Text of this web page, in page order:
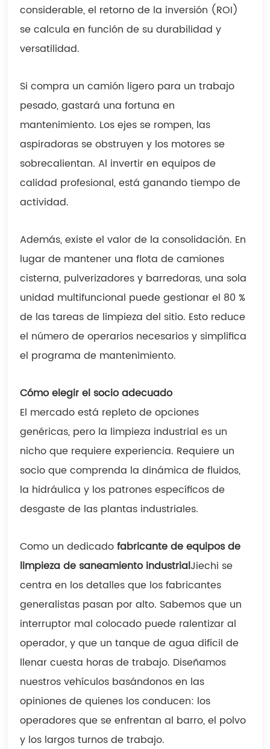
considerable, el retorno de la inversión (ROI)
se calcula en función de su durabilidad y
versatilidad.
Si compra un camión ligero para un trabajo
pesado, gastará una fortuna en
mantenimiento. Los ejes se rompen, las
aspiradoras se obstruyen y los motores se
sobrecalientan. Al invertir en equipos de
calidad profesional, está ganando tiempo de
actividad.
Además, existe el valor de la consolidación. En
lugar de mantener una flota de camiones
cisterna, pulverizadores y barredoras, una sola
unidad multifuncional puede gestionar el 80 %
de las tareas de limpieza del sitio. Esto reduce
el número de operarios necesarios y simplifica
el programa de mantenimiento.
Cómo elegir el socio adecuado
El mercado está repleto de opciones
genéricas, pero la limpieza industrial es un
nicho que requiere experiencia. Requiere un
socio que comprenda la dinámica de fluidos,
la hidráulica y los patrones específicos de
desgaste de las plantas industriales.
Como un dedicadofabricante de equipos de
limpieza de saneamiento industrialJiechi se
centra en los detalles que los fabricantes
generalistas pasan por alto. Sabemos que un
interruptor mal colocado puede ralentizar al
operador, y que un tanque de agua difícil de
llenar cuesta horas de trabajo. Diseñamos
nuestros vehículos basándonos en las
opiniones de quienes los conducen: los
operadores que se enfrentan al barro, el polvo
y los largos turnos de trabajo.